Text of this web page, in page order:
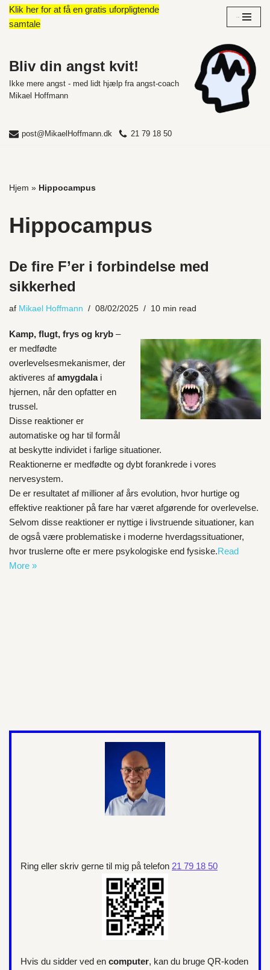
Spring
indhold
Klik her for at få en gratis uforpligtende
samtale
Bliv din angst kvit!
Ikke mere angst - med lidt hjælp fra angst-coach
Mikael Hoffmann
post@MikaelHoffmann.dk 21 79 18 50
Hjem » Hippocampus
Hippocampus
De fire F’er i forbindelse med
sikkerhed
af Mikael Hoffmann 08/02/2025 10 min read
Kamp, flugt, frys og kryb –
er medfødte
overlevelsesmekanismer, der
aktiveres afamygdalai
hjernen, når den opfatter en
trussel.
Disse reaktioner er
automatiske og har til formål
at beskytte individet i farlige situationer.
Reaktionerne er medfødte og dybt forankrede i vores
nervesystem.
De er resultatet af millioner af års evolution, hvor hurtige og
effektive reaktioner på fare har været afgørende for overlevelse.
Selvom disse reaktioner er nyttige i livstruende situationer, kan
de også være problematiske i moderne hverdagssituationer,
hvor truslerne ofte er mere psykologiske end fysiske.Read
More »
Ring eller skriv gerne til mig på telefon 21 79 18 50
Hvis du sidder ved en computer, kan du bruge QR-koden